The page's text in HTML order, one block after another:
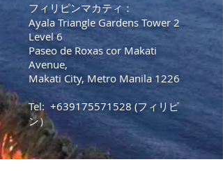
フィリピンマカティ：
Ayala Triangle Gardens Tower 2
Level 6
Paseo de Roxas cor Makati
Avenue,
Makati City, Metro Manila 1226
Tel: +639175571528 (フィリピ
ン）